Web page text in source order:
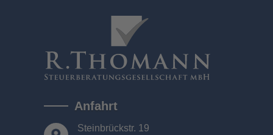
Anfahrt
Steinbrückstr. 19